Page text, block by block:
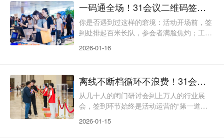
适配这类活动的精细化管理需求。31会议门
禁闸机签到，以硬件设备+数字化系统深度
融合为核心，集高效通行、安全管控、数据
管理的优选方案。权限分级
一码通全场！31会议二维码签到，重构活动高效运营新体验
你是否遇到过这样的窘境：活动开场前，签
到处排起百米长队，参会者满脸焦灼；工作
记、错记；活动结束后，整理签到数据要耗
变。它不止是“扫码入场”的工具，更是串联
活动报名、身份核验、流程管控、数据沉淀
的全链路解决方案，让每一场活动都能实现
功能，告别单一签
2026-01-16
离线不断档循环不浪费！31会议RFID签到让活动运营更轻松
从几十人的闭门研讨会到上万人的行业展
会，签到环节始终是活动运营的“第一道关
验，更直接关系到活动整体的节奏把控与运
2026-01-15